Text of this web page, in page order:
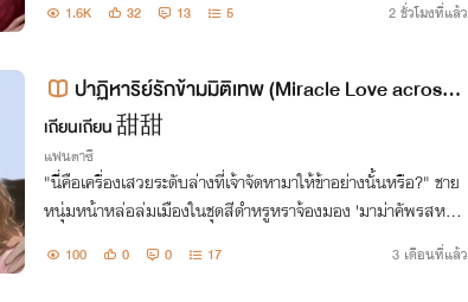
1.6K 32 13 5 2 ชั่วโมงที่แล้ว
ปาฏิหาริย์รักข้ามมิติเทพ (Miracle Love across
Divine Realms)
เถียนเถียน 甜甜
แฟนตาซี
"นี่คือเครื่องเสวยระดับล่างที่เจ้าจัดหามาให้ข้าอย่างนั้นหรือ?" ชาย
หนุ่มหน้าหล่อล่มเมืองในชุดสีดำหรูหราจ้องมอง 'มาม่าคัพรสหมูสั
บ' ในมือเธอด้วยแววตาเหยียดหยาม ราวกับมันเป็นยาพิษมากกว่า
อาหาร "
100 0 0 17 3 เดือนที่แล้ว